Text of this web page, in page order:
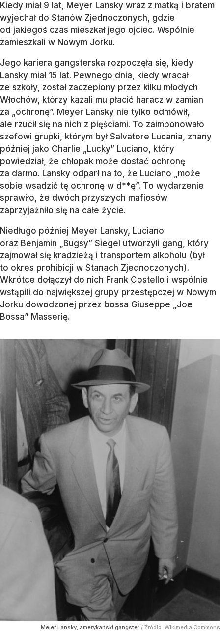
Kiedy miał 9 lat, Meyer Lansky wraz z matką i bratem
wyjechał do Stanów Zjednoczonych, gdzie
od jakiegoś czas mieszkał jego ojciec. Wspólnie
zamieszkali w Nowym Jorku.
Jego kariera gangsterska rozpoczęła się, kiedy
Lansky miał 15 lat. Pewnego dnia, kiedy wracał
ze szkoły, został zaczepiony przez kilku młodych
Włochów, którzy kazali mu płacić haracz w zamian
za „ochronę”. Meyer Lansky nie tylko odmówił,
ale rzucił się na nich z pięściami. To zaimponowało
szefowi grupki, którym był Salvatore Lucania, znany
później jako Charlie „Lucky” Luciano, który
powiedział, że chłopak może dostać ochronę
za darmo. Lansky odparł na to, że Luciano „może
sobie wsadzić tę ochronę w d**ę”. To wydarzenie
sprawiło, że dwóch przyszłych mafiosów
zaprzyjaźniło się na całe życie.
Niedługo później Meyer Lansky, Luciano
oraz Benjamin „Bugsy” Siegel utworzyli gang, który
zajmował się kradzieżą i transportem alkoholu (był
to okres prohibicji w Stanach Zjednoczonych).
Wkrótce dołączył do nich Frank Costello i wspólnie
wstąpili do największej grupy przestępczej w Nowym
Jorku dowodzonej przez bossa Giuseppe „Joe
Bossa” Masserię.
Meier Lansky, amerykański gangster / Źródło: Wikimedia Commons